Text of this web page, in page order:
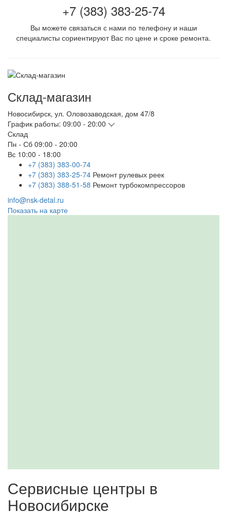
+7 (383) 383-25-74
Вы можете связаться с нами по телефону и наши
специалисты сориентируют Вас по цене и сроке ремонта.
Склад-магазин
Новосибирск, ул. Оловозаводская, дом 47/8
График работы: 09:00 - 20:00
Склад
Пн - Сб 09:00 - 20:00
Вс 10:00 - 18:00
+7 (383) 383-00-74
+7 (383) 383-25-74 Ремонт рулевых реек
+7 (383) 388-51-58 Ремонт турбокомпрессоров
info@nsk-detal.ru
Показать на карте
Сервисные центры в
Новосибирске